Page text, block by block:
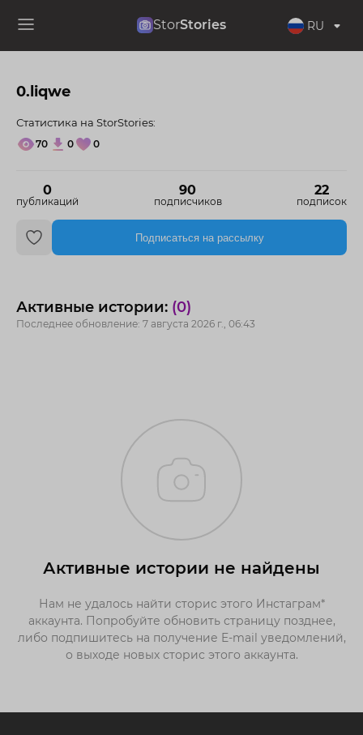
StorStories RU
0.liqwe
0
публикаций
90
подписчиков
22
подписок
Статистика на StorStories:
70 0 0
Подписаться на рассылку
Активные истории: (0)
Последнее обновление: 7 августа 2026 г., 06:43
Активные истории не найдены
Нам не удалось найти сторис этого Инстаграм*
аккаунта. Попробуйте обновить страницу позднее,
либо подпишитесь на получение E-mail уведомлений,
о выходе новых сторис этого аккаунта.